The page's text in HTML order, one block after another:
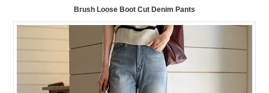
Brush Loose Boot Cut Denim Pants